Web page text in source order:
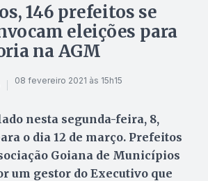
146 prefeitos se
eleições para
na AGM
08 fevereiro 2021 às 15h15
nesta segunda-feira, 8,
o dia 12 de março. Prefeitos
Goiana de Municípios
um gestor do Executivo que